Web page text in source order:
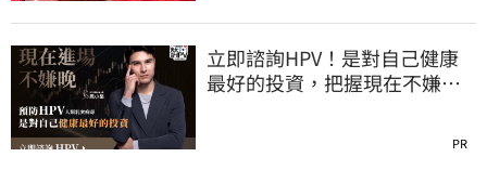
立即諮詢HPV！是對自己健康
最好的投資，把握現在不嫌
PR